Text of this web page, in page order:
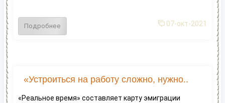
Подробнее 07-окт-2021
«Устроиться на работу сложно, нужно..
«Реальное время» составляет карту эмиграции